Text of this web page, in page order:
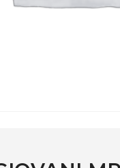
— скидка 10%